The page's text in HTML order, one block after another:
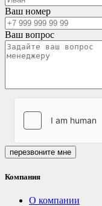
Ваш номер
Ваш вопрос
перезвоните мне
Компания
О компании